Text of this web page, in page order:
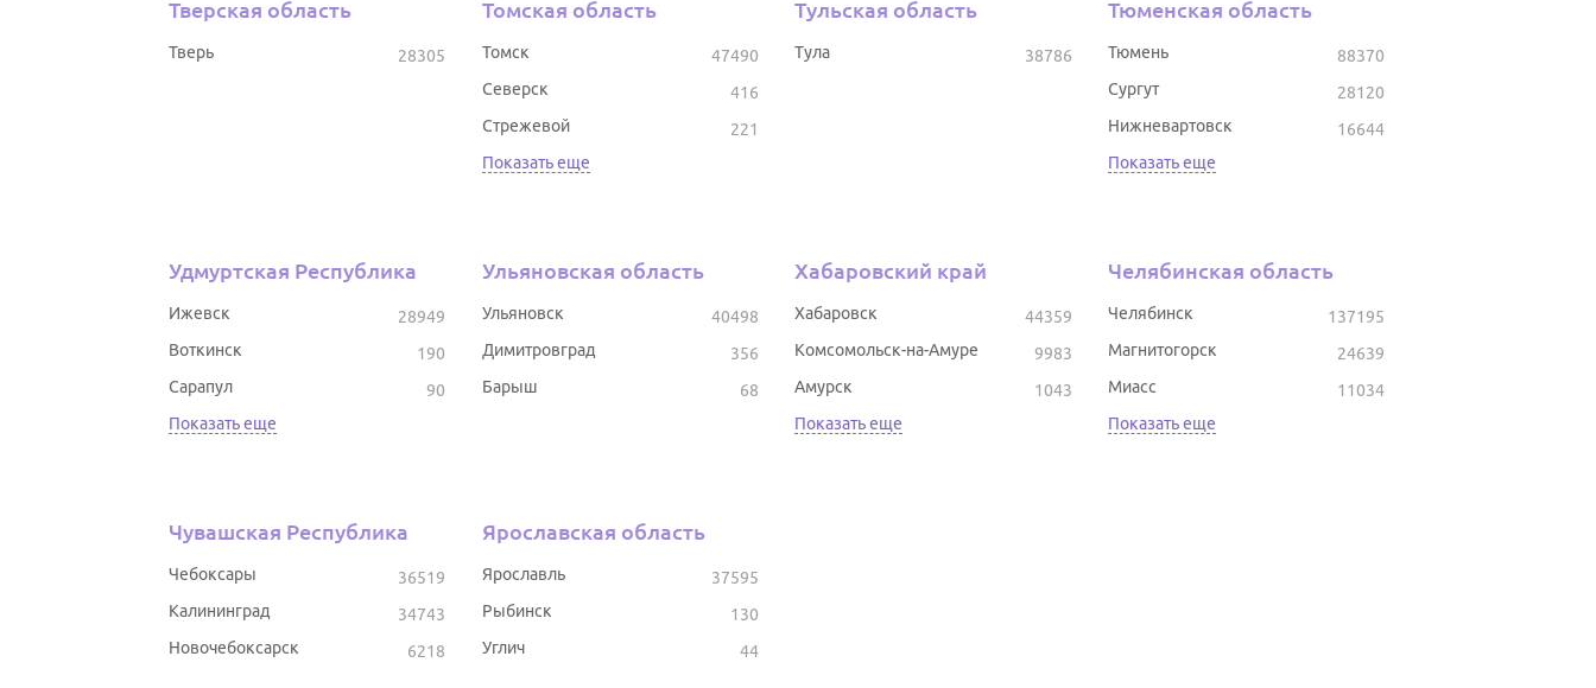
Тверская область
28305
Тверь
Томская область
47490
Томск
416
Северск
221
Стрежевой
Показать еще
Тульская область
38786
Тула
Тюменская область
88370
Тюмень
28120
Сургут
16644
Нижневартовск
Показать еще
Удмуртская Республика
28949
Ижевск
190
Воткинск
90
Сарапул
Показать еще
Ульяновская область
40498
Ульяновск
356
Димитровград
68
Барыш
Хабаровский край
44359
Хабаровск
9983
Комсомольск-на-Амуре
1043
Амурск
Показать еще
Челябинская область
137195
Челябинск
24639
Магнитогорск
11034
Миасс
Показать еще
Чувашская Республика
36519
Чебоксары
34743
Калининград
6218
Новочебоксарск
Ярославская область
37595
Ярославль
130
Рыбинск
44
Углич